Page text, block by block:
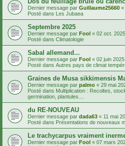
Dernier message par Guillaume25660 «
Posté dans Les Jubaea
Septembre 2025
Dernier message par Fool « 02 oct.
Posté dans Climatologie
Sabal allemand...
Dernier message par Fool « 02 juin
Posté dans Autres pays de climat
Graines de Musa sikkimensis
Dernier message par palmo « 29 mai
Posté dans Multiplication : Recoltes,
germination, plantules....
du RE-NOUVEAU
Dernier message par dada63 « 11 mai
Posté dans Présentations de nouveaux
Le trachycarpus vraiment
Dernier message par Fool « 07 mars